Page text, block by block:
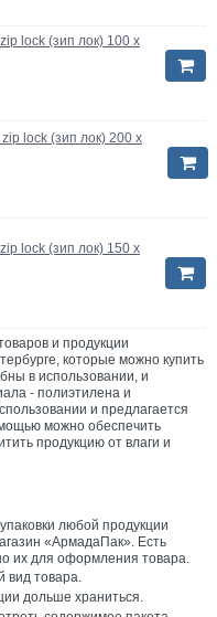
lock (зип лок) 100 х
lock (зип лок) 200 х
lock (зип лок) 150 х
и продукции
которые можно купить
в использовании, и
- полиэтилена и
и предлагается
можно обеспечить
продукцию от влаги и
любой продукции
«АрмадаПак». Есть
их для оформления товара.
вид товара.
дольше храниться.